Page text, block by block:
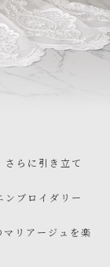
さらに引き立て
ンブロイダリー
マリアージュを楽